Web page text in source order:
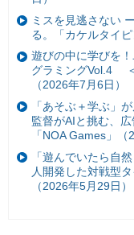
ミスを見逃さない
る。「カケルタイ
遊びの中に学びを
グラミングVol.4
（2026年7月6日）
「あそぶ＋学ぶ」
監督がAIと挑む、
「NOA Games」（
「遊んでいたら自
人開発した対戦型
（2026年5月29日）